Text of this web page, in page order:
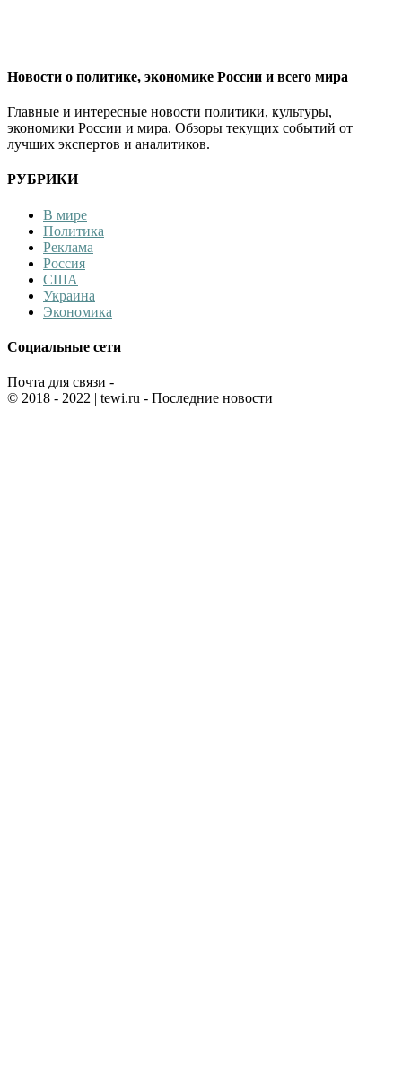
Новости о политике, экономике России и всего мира
Главные и интересные новости политики, культуры,
экономики России и мира. Обзоры текущих событий от
лучших экспертов и аналитиков.
РУБРИКИ
В мире
Политика
Реклама
Россия
США
Украина
Экономика
Социальные сети
Почта для связи -
© 2018 - 2022 | tewi.ru - Последние новости